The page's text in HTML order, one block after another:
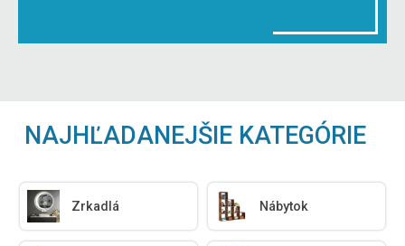
NAJHĽADANEJŠIE KATEGÓRIE
Zrkadlá Nábytok